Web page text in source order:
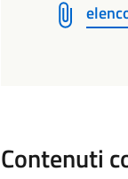
Contenuti